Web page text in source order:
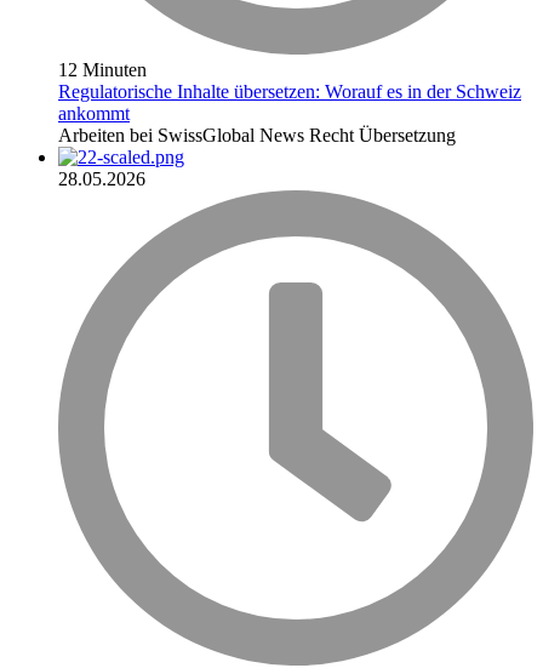
12 Minuten
Regulatorische Inhalte übersetzen: Worauf es in der Schweiz
ankommt
Arbeiten bei SwissGlobal News Recht Übersetzung
28.05.2026